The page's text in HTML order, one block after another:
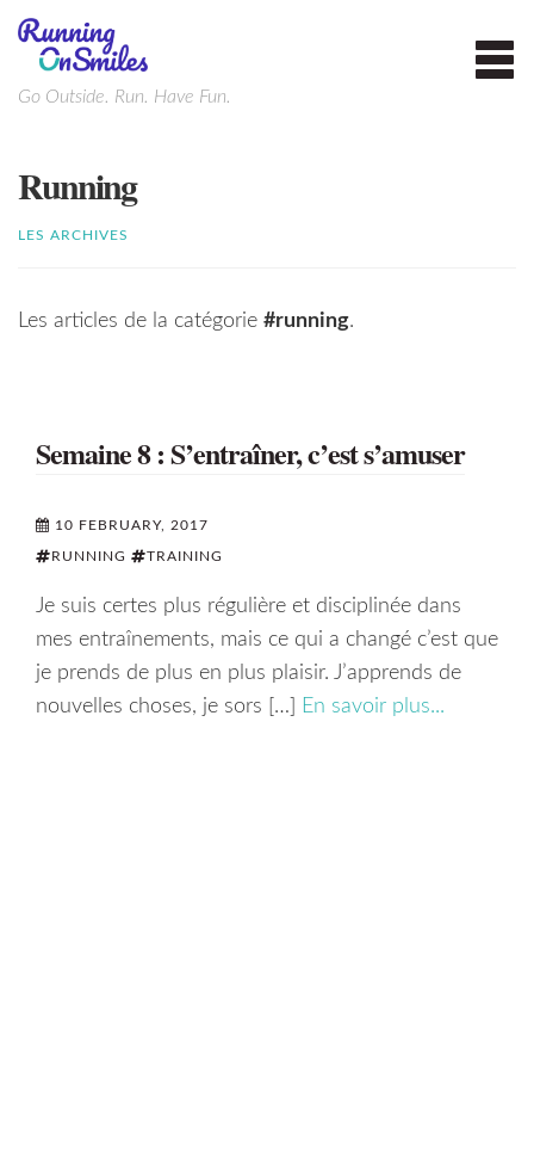
Go Outside. Run. Have Fun.
Running
LES ARCHIVES
Les articles de la catégorie #running.
Semaine 8 : S’entraîner, c’est s’amuser
10 FEBRUARY, 2017
RUNNING TRAINING
Je suis certes plus régulière et disciplinée dans
mes entraînements, mais ce qui a changé c’est que
je prends de plus en plus plaisir. J’apprends de
nouvelles choses, je sors […]
En savoir plus...